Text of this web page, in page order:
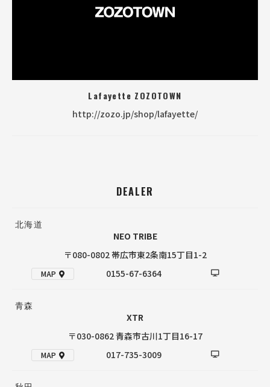
Lafayette ZOZOTOWN
http://zozo.jp/shop/lafayette/
DEALER
北海道
NEO TRIBE
〒080-0802 帯広市東2条南15丁目1-2
MAP 0155-67-6364
青森
XTR
〒030-0862 青森市古川1丁目16-17
MAP 017-735-3009